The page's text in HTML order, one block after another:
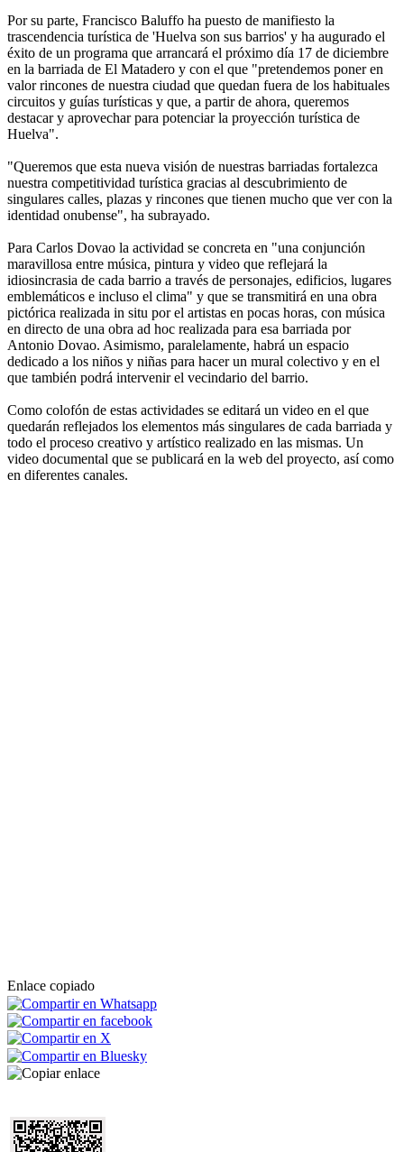
Por su parte, Francisco Baluffo ha puesto de manifiesto la
trascendencia turística de 'Huelva son sus barrios' y ha augurado el
éxito de un programa que arrancará el próximo día 17 de diciembre
en la barriada de El Matadero y con el que "pretendemos poner en
valor rincones de nuestra ciudad que quedan fuera de los habituales
circuitos y guías turísticas y que, a partir de ahora, queremos
destacar y aprovechar para potenciar la proyección turística de
Huelva".
"Queremos que esta nueva visión de nuestras barriadas fortalezca
nuestra competitividad turística gracias al descubrimiento de
singulares calles, plazas y rincones que tienen mucho que ver con la
identidad onubense", ha subrayado.
Para Carlos Dovao la actividad se concreta en "una conjunción
maravillosa entre música, pintura y video que reflejará la
idiosincrasia de cada barrio a través de personajes, edificios, lugares
emblemáticos e incluso el clima" y que se transmitirá en una obra
pictórica realizada in situ por el artistas en pocas horas, con música
en directo de una obra ad hoc realizada para esa barriada por
Antonio Dovao. Asimismo, paralelamente, habrá un espacio
dedicado a los niños y niñas para hacer un mural colectivo y en el
que también podrá intervenir el vecindario del barrio.
Como colofón de estas actividades se editará un video en el que
quedarán reflejados los elementos más singulares de cada barriada y
todo el proceso creativo y artístico realizado en las mismas. Un
video documental que se publicará en la web del proyecto, así como
en diferentes canales.
Enlace copiado